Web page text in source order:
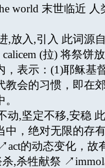
world 末世临近
,放入,引入 此词源
calicem (拉) 将祭
，表示：(1)耶稣基
教会的习惯，即在
动,坚定不移,安稳
中，绝对无限的存
的动态变化，
杀,杀牲献祭